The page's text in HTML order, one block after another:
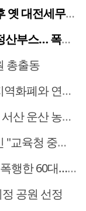
부지로 이전 추진
영주차장 근로자
총출동
·통합 가능할까
단지 조성 본격 시동
중재 나서라"
대… 차량 압수
공원 선정